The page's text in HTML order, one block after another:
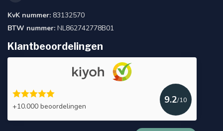
KvK nummer: 83132570
BTW nummer: NL862742778B01
Klantbeoordelingen
+10.000 beoordelingen
9.2/10